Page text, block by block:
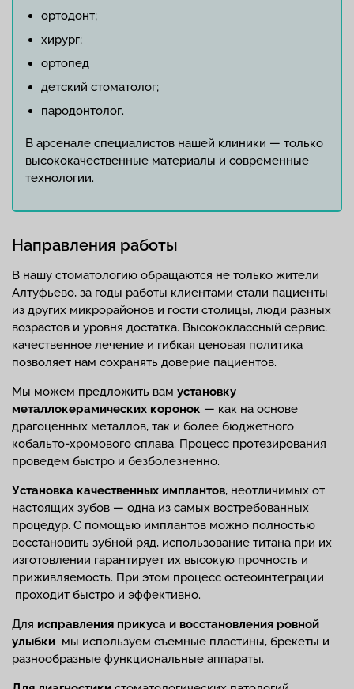
ортодонт;
хирург;
ортопед
детский стоматолог;
пародонтолог.
В арсенале специалистов нашей клиники — только
высококачественные материалы и современные
технологии.
Направления работы
В нашу стоматологию обращаются не только жители
Алтуфьево, за годы работы клиентами стали пациенты
из других микрорайонов и гости столицы, люди разных
возрастов и уровня достатка. Высококлассный сервис,
качественное лечение и гибкая ценовая политика
позволяет нам сохранять доверие пациентов.
Мы можем предложить вам установку
металлокерамических коронок — как на основе
драгоценных металлов, так и более бюджетного
кобальто-хромового сплава. Процесс протезирования
проведем быстро и безболезненно.
Установка качественных имплантов, неотличимых от
настоящих зубов — одна из самых востребованных
процедур. С помощью имплантов можно полностью
восстановить зубной ряд, использование титана при их
изготовлении гарантирует их высокую прочность и
приживляемость. При этом процесс остеоинтеграции
проходит быстро и эффективно.
Для исправления прикуса и восстановления ровной
улыбки мы используем съемные пластины, брекеты и
разнообразные функциональные аппараты.